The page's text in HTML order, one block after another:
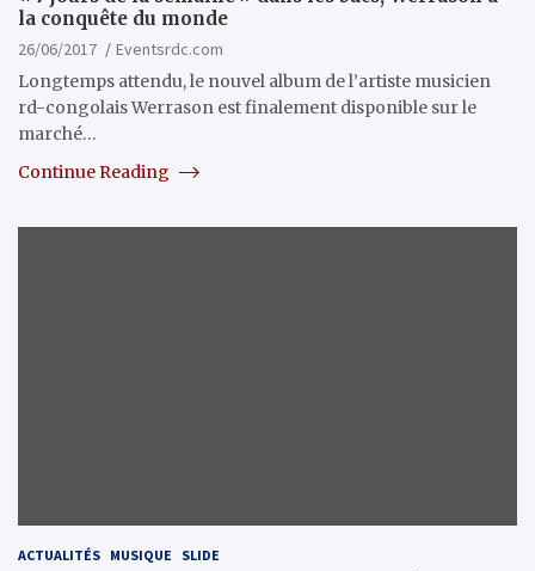
la conquête du monde
26/06/2017
Eventsrdc.com
Longtemps attendu, le nouvel album de l’artiste musicien
rd-congolais Werrason est finalement disponible sur le
marché…
Continue Reading
ACTUALITÉS MUSIQUE SLIDE